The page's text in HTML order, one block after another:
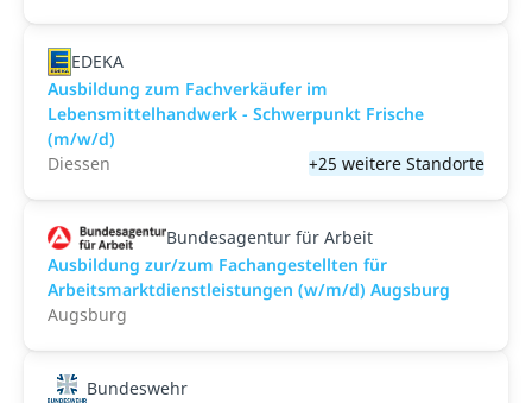
EDEKA
Ausbildung zum Fachverkäufer im
Lebensmittelhandwerk - Schwerpunkt Frische
(m/w/d)
Diessen
+25 weitere Standorte
Bundesagentur für Arbeit
Ausbildung zur/zum Fachangestellten für
Arbeitsmarktdienstleistungen (w/m/d) Augsburg
Augsburg
Bundeswehr